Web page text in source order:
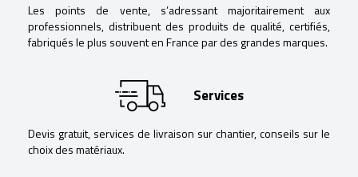
Les points de vente, s’adressant majoritairement aux
professionnels, distribuent des produits de qualité, certifiés,
fabriqués le plus souvent en France par des grandes marques.
Services
Devis gratuit, services de livraison sur chantier, conseils sur le
choix des matériaux.